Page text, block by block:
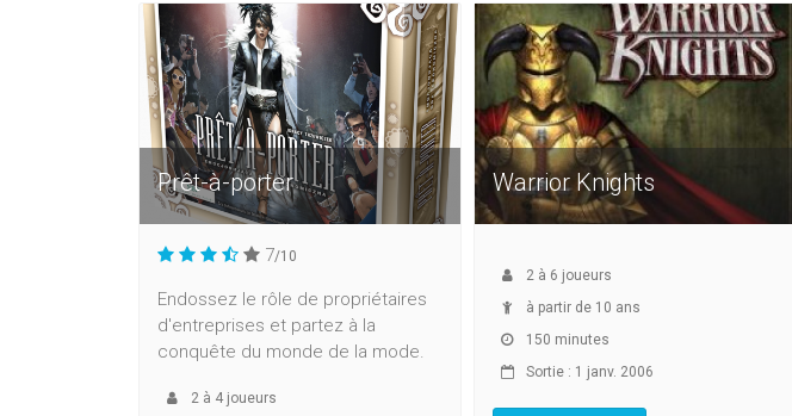
Prêt-à-porter
7/10
Endossez le rôle de propriétaires
d'entreprises et partez à la
conquête du monde de la mode.
2 à 4 joueurs
Warrior Knights
2à 6 joueurs
à partir de 10 ans
150 minutes
Sortie : 1 janv. 2006